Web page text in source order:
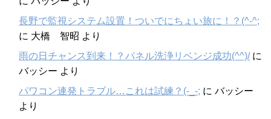
長野で監視システム設置！ついでにちょい旅に！？(^-^;
に 大橋 智昭 より
雨の日チャンス到来！？パネル洗浄リベンジ成功(^^)/に
バッシー より
パワコン連発トラブル…これは試練？(-_-; に バッシー
より